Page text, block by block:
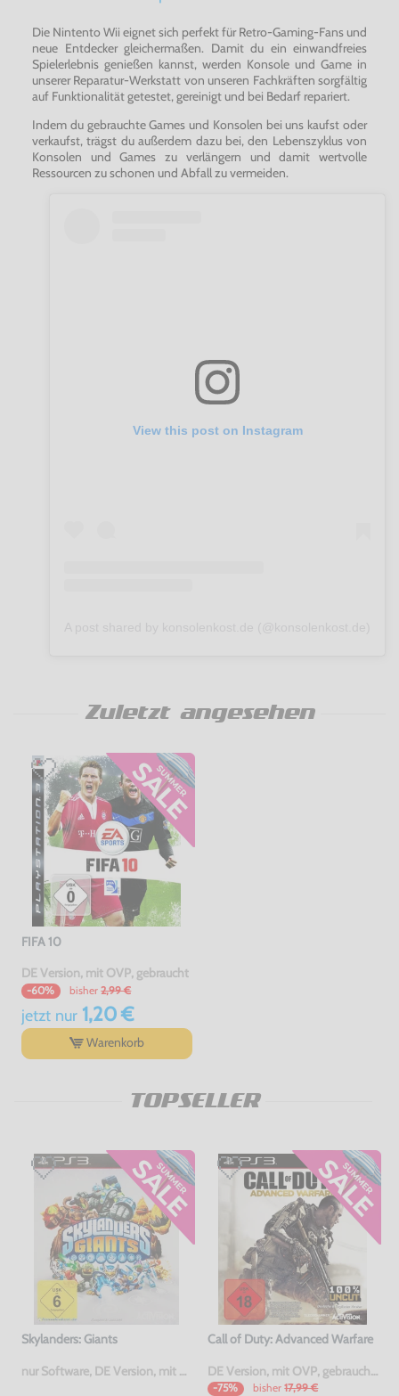
Die Nintento Wii eignet sich perfekt für Retro-Gaming-Fans und
neue Entdecker gleichermaßen. Damit du ein einwandfreies
Spielerlebnis genießen kannst, werden Konsole und Game in
unserer Reparatur-Werkstatt von unseren Fachkräften sorgfältig
auf Funktionalität getestet, gereinigt und bei Bedarf repariert.
Indem du gebrauchte Games und Konsolen bei uns kaufst oder
verkaufst, trägst du außerdem dazu bei, den Lebenszyklus von
Konsolen und Games zu verlängern und damit wertvolle
Ressourcen zu schonen und Abfall zu vermeiden.
View this post on Instagram
Zuletzt angesehen
FIFA 10
DE Version, mit OVP, gebraucht
-60% bisher 2,99 €
jetzt nur1,20 €
Warenkorb
TOPSELLER
Skylanders: Giants
nur Software, DE Version, mit OVP, gebraucht
Call of Duty: Advanced Warfare
DE Version, mit OVP, gebraucht, USK18
-75% bisher 17,99 €